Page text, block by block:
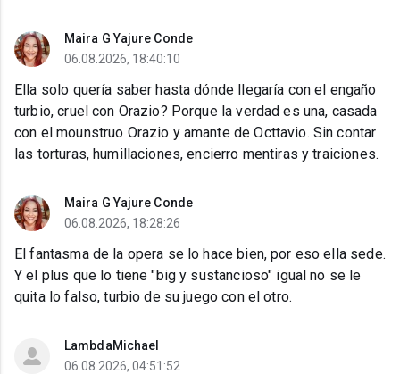
Maira G Yajure Conde
06.08.2026, 18:40:10
Ella solo quería saber hasta dónde llegaría con el engaño
turbio, cruel con Orazio? Porque la verdad es una, casada
con el mounstruo Orazio y amante de Octtavio. Sin contar
las torturas, humillaciones, encierro mentiras y traiciones.
Maira G Yajure Conde
06.08.2026, 18:28:26
El fantasma de la opera se lo hace bien, por eso ella sede.
Y el plus que lo tiene "big y sustancioso" igual no se le
quita lo falso, turbio de su juego con el otro.
LambdaMichael
06.08.2026, 04:51:52